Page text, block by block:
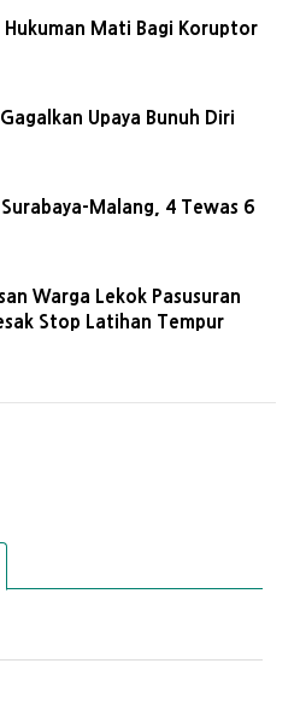
Hukuman Mati Bagi Koruptor
Upaya Bunuh Diri
Malang, 4 Tewas 6
Warga Lekok Pasusuran
Stop Latihan Tempur